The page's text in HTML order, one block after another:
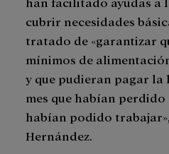
cubrir necesidades
tratado de «garantizar
mínimos de
y que pudieran pagar la
mes que habían
habían podido
Hernández.